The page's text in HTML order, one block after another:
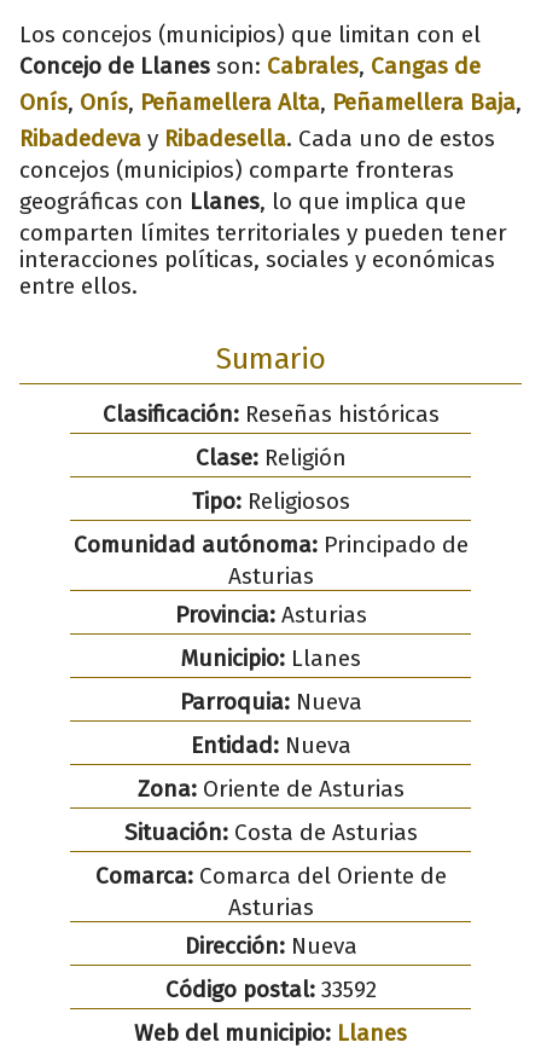
Los concejos (municipios) que limitan con el
Concejo de Llanes son: Cabrales, Cangas de
Onís, Onís, Peñamellera Alta, Peñamellera Baja,
Ribadedeva y Ribadesella. Cada uno de estos
concejos (municipios) comparte fronteras
geográficas con Llanes, lo que implica que
comparten límites territoriales y pueden tener
interacciones políticas, sociales y económicas
entre ellos.
Sumario
Clasificación:Reseñas históricas
Clase:Religión
Tipo:Religiosos
Comunidad autónoma:Principado de
Asturias
Provincia:Asturias
Municipio: Llanes
Parroquia:Nueva
Entidad:Nueva
Zona:Oriente de Asturias
Situación:Costa de Asturias
Comarca:Comarca del Oriente de
Asturias
Dirección:Nueva
Código postal:33592
Web del municipio: Llanes